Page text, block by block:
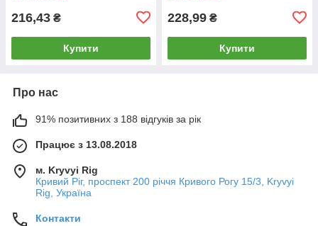
216,43 ₴
Купити
228,99 ₴
Купити
Про нас
91% позитивних з 188 відгуків за рік
Працює з 13.08.2018
м. Kryvyi Rig
Кривий Ріг, проспект 200 річчя Кривого Рогу 15/3, Kryvyi
Rig, Україна
Контакти